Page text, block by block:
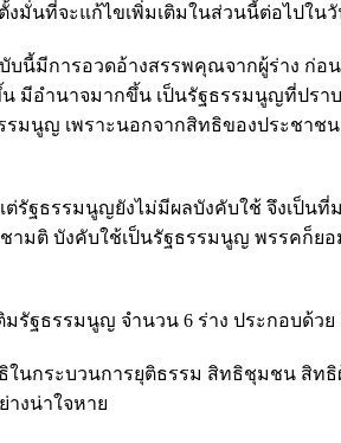
มั่นที่จะแก้ไขเพิ่มเติมในส่วนนี้ต่อไปใน
บนี้มีการอวดอ้างสรรพคุณจากผู้ร่าง ก่อ
มีอำนาจมากขึ้น เป็นรัฐธรรมนูญที่ปราบ
มนูญ เพราะนอกจากสิทธิของประชาช
รัฐธรรมนูญยังไม่มีผลบังคับใช้ จึงเป็น
ามติ บังคับใช้เป็นรัฐธรรมนูญ พรรคก็ย
มรัฐธรรมนูญ จำนวน 6 ร่าง ประกอบด้วย
ในกระบวนการยุติธรรม สิทธิชุมชน สิท
งน่าใจหาย